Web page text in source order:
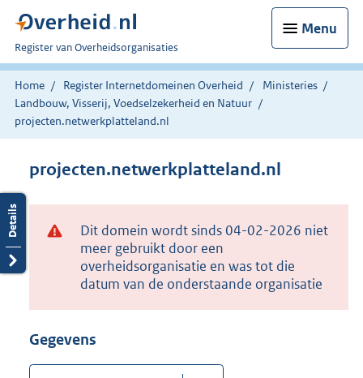
Menu
U
bent
nu
hier:
Register van Overheidsorganisaties
Home Register Internetdomeinen Overheid
Ministeries
Landbouw, Visserij, Voedselzekerheid en Natuur
projecten.netwerkplatteland.nl
projecten.netwerkplatteland.nl
Dit domein wordt sinds 04-02-2026 niet
meer gebruikt door een
overheidsorganisatie en was tot die
datum van de onderstaande organisatie
Gegevens